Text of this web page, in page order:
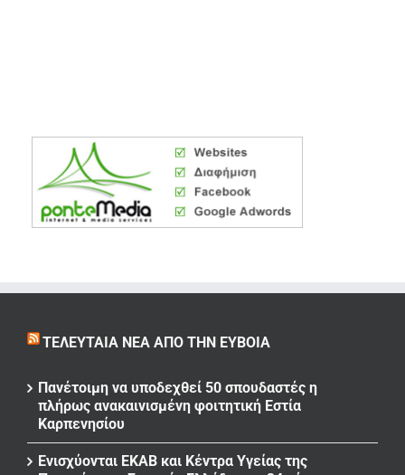
ΤΕΛΕΥΤΑΊΑ ΝΈΑ ΑΠΌ ΤΗΝ ΕΎΒΟΙΑ
Πανέτοιμη να υποδεχθεί 50 σπουδαστές η
πλήρως ανακαινισμένη φοιτητική Εστία
Καρπενησίου
Ενισχύονται ΕΚΑΒ και Κέντρα Υγείας της